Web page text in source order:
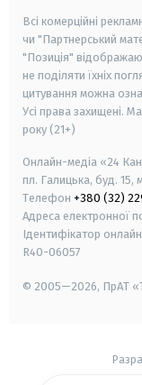
Всі комерційні
чи "Партнерський
"Позиція"
не поділяти їхніх
цитування можна
Усі права захищені.
року (21+)
Онлайн-медіа «24
пл. Галицька, буд. 15,
Телефон +380 (32)
Адреса електронної
Ідентифікатор
R40-06057
© 2005—2026, ПрАТ